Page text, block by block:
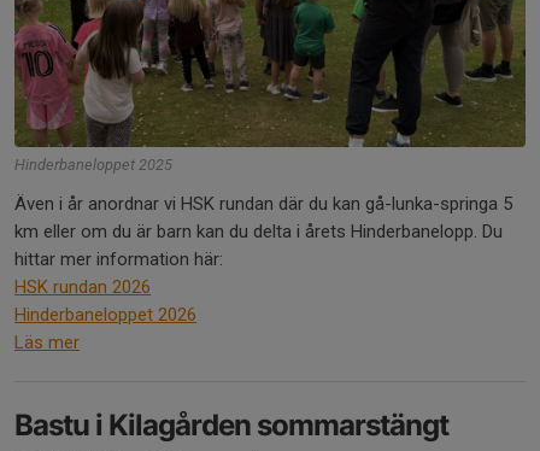
Hinderbaneloppet 2025
Även i år anordnar vi HSK rundan där du kan gå-lunka-springa 5
km eller om du är barn kan du delta i årets Hinderbanelopp. Du
hittar mer information här:
HSK rundan 2026
Hinderbaneloppet 2026
Läs mer
Bastu i Kilagården sommarstängt